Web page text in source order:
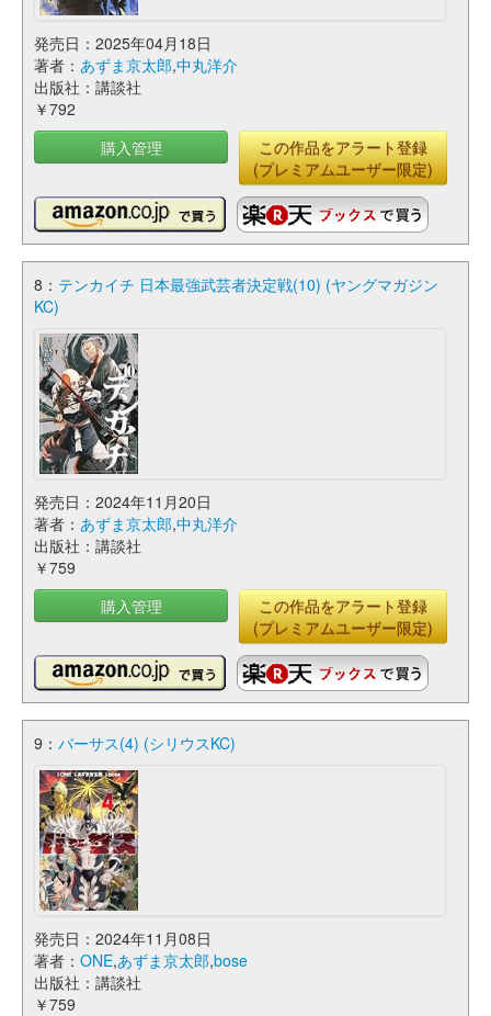
発売日：2025年04月18日
著者： あずま京太郎,中丸洋介
出版社：講談社
￥792
購入管理
この作品をアラート登録
(プレミアムユーザー限定)
8： テンカイチ 日本最強武芸者決定戦(10) (ヤングマガジン
KC)
発売日：2024年11月20日
著者： あずま京太郎,中丸洋介
出版社：講談社
￥759
購入管理
この作品をアラート登録
(プレミアムユーザー限定)
9： バーサス(4) (シリウスKC)
発売日：2024年11月08日
著者： ONE,あずま京太郎,bose
出版社：講談社
￥759